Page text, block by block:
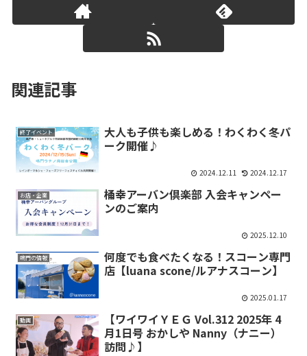
関連記事
終了イベント
大人も子供も楽しめる！わくわく冬パ
ーク開催♪
2024.12.11 2024.12.17
お店・企業
桶幸アーバン倶楽部 入会キャンペー
ンのご案内
2025.12.10
鳴門の情報
何度でも食べたくなる！スコーン専門
店【luana scone/ルアナスコーン】
2025.01.17
動画
【ワイワイＹＥＧ Vol.312 2025年 4
月1日号 おかしや Nanny（ナニー）
訪問♪】